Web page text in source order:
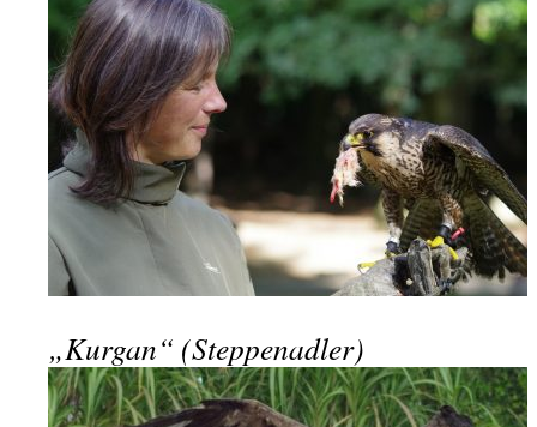
„Kurgan“ (Steppenadler)